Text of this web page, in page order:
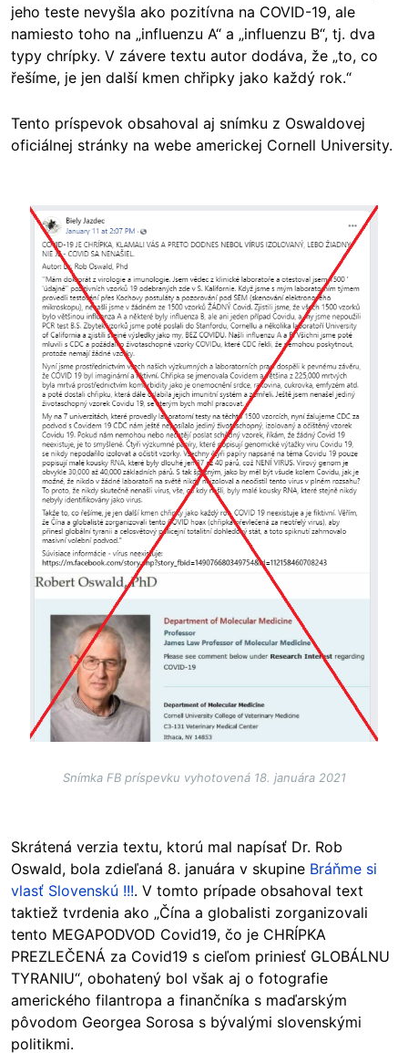
jeho teste nevyšla ako pozitívna na COVID-19, ale
namiesto toho na „influenzu A“ a „influenzu B“, tj. dva
typy chrípky. V závere textu autor dodáva, že „to, co
řešíme, je jen další kmen chřipky jako každý rok.“
Tento príspevok obsahoval aj snímku z Oswaldovej
oficiálnej stránky na webe americkej Cornell University.
Image
Snímka FB príspevku vyhotovená 18. januára 2021
Skrátená verzia textu, ktorú mal napísať Dr. Rob
Oswald, bola zdieľaná 8. januára v skupine Bráňme si
vlasť Slovenskú !!!. V tomto prípade obsahoval text
taktiež tvrdenia ako „Čína a globalisti zorganizovali
tento MEGAPODVOD Covid19, čo je CHRÍPKA
PREZLEČENÁ za Covid19 s cieľom priniesť GLOBÁLNU
TYRANIU“, obohatený bol však aj o fotografie
amerického filantropa a finančníka s maďarským
pôvodom Georgea Sorosa s bývalými slovenskými
politikmi.